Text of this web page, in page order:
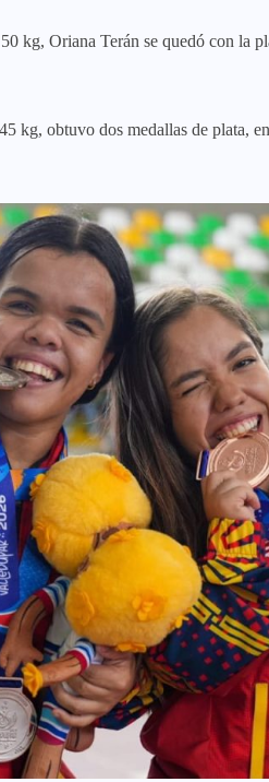
kg, Oriana Terán se quedó con la
kg, obtuvo dos medallas de plata,